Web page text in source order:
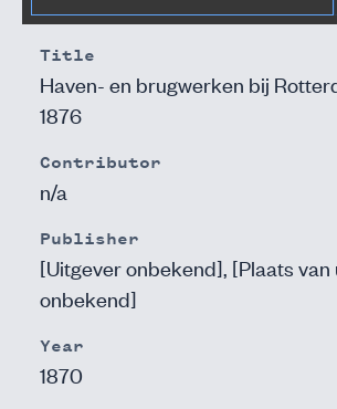
Title
Haven- en brugwerken bij
1876
Contributor
n/a
Publisher
[Uitgever onbekend], [Plaats van
onbekend]
Year
1870